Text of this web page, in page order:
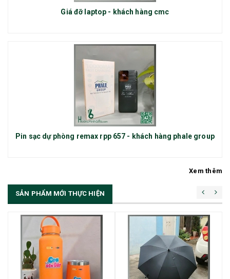
Giá đỡ laptop - khách hàng cmc
Pin sạc dự phòng remax rpp 657 - khách hàng phale group
Xem thêm
SẢN PHẨM MỚI THỰC HIỆN